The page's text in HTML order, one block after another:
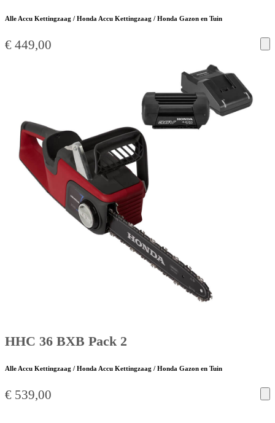
Alle Accu Kettingzaag / Honda Accu Kettingzaag / Honda Gazon en Tuin
€ 449,00
HHC 36 BXB Pack 2
Alle Accu Kettingzaag / Honda Accu Kettingzaag / Honda Gazon en Tuin
€ 539,00